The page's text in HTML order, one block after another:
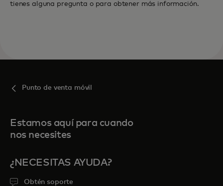
tienes alguna pregunta o para obtener más información.
Punto de venta móvil
Estamos aquí para cuando
nos necesites
¿NECESITAS AYUDA?
Obtén soporte